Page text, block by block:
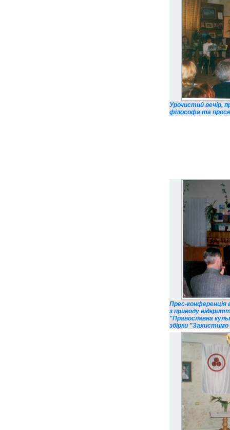
Урочистий вечір,
філософа та
Прес-конференція
з приводу
"Православна
збірки "Захистимо